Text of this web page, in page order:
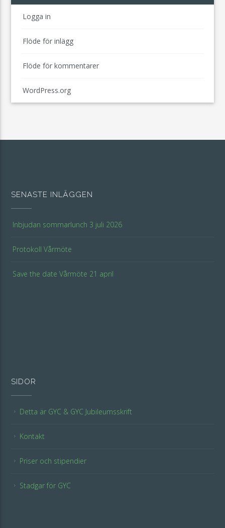
Logga in
Flöde för inlägg
Flöde för kommentarer
WordPress.org
SENASTE INLÄGGEN
Inbjudan sommarlunch 3 juli 2026
Protokoll Vårmöte
Save the date Vårmöte 21 april
SIDOR
Detta är GYC & GYC Jubileumsskrift
Kontakt
Priser och stipendier
Stadgar för GYC